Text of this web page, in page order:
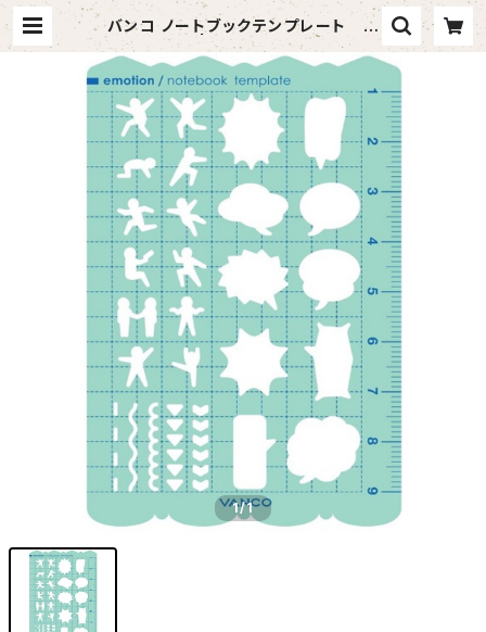
バンコ ノートブックテンプレート エ
モーション | vandaful （バンダフ
ル）
1/1